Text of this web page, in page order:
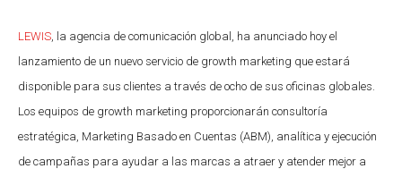
LEWIS , la agencia de comunicación global, ha anunciado hoy el
lanzamiento de un nuevo servicio de growth marketing que estará
disponible para sus clientes a través de ocho de sus oficinas globales.
Los equipos de growth marketing proporcionarán consultoría
estratégica, Marketing Basado en Cuentas (ABM), analítica y ejecución
de campañas para ayudar a las marcas a atraer y atender mejor a